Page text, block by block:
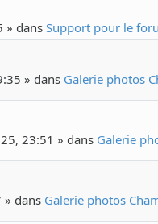
» dans Support pour le
» dans Galerie photos
23:51 » dans Galerie
» dans Galerie photos